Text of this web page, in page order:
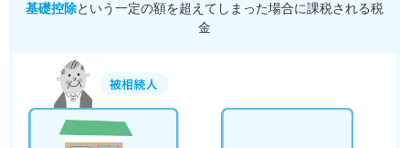
基礎控除という一定の額を超えてしまった場合に課税される税
金